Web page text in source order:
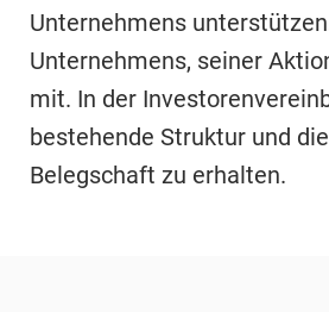
Unternehmens
Unternehmens, seiner
mit. In der
bestehende Struktur und
Belegschaft zu erhalten.